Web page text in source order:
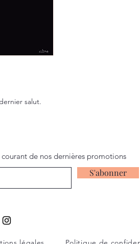
salut.
de nos dernières promotions
S'abonner